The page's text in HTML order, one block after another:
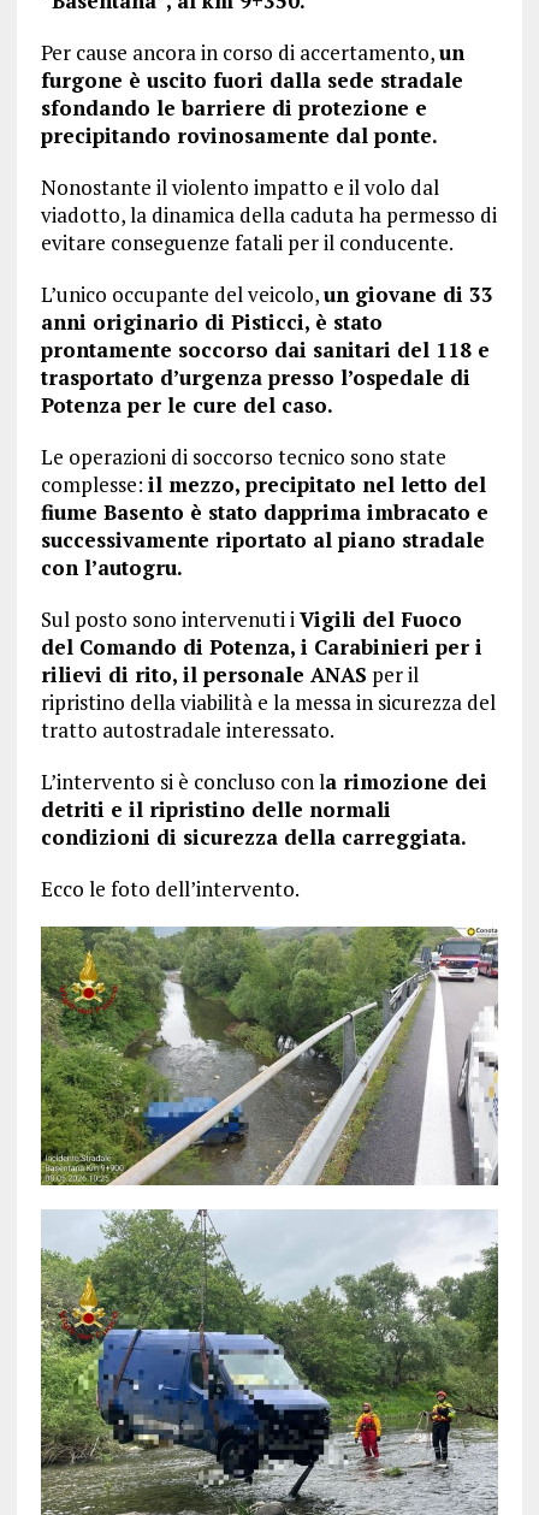
Per cause ancora in corso di accertamento,un
furgone è uscito fuori dalla sede stradale
sfondando le barriere di protezione e
precipitando rovinosamente dal ponte.
Nonostante il violento impatto e il volo dal
viadotto, la dinamica della caduta ha permesso di
evitare conseguenze fatali per il conducente.
L’unico occupante del veicolo,un giovane di 33
anni originario di Pisticci, è stato
prontamente soccorso dai sanitari del 118 e
trasportato d’urgenza presso l’ospedale di
Potenza per le cure del caso.
Le operazioni di soccorso tecnico sono state
complesse: il mezzo, precipitato nel letto del
fiume Basento è stato dapprima imbracato e
successivamente riportato al piano stradale
con l’autogru.
Sul posto sono intervenuti iVigili del Fuoco
del Comando di Potenza, i Carabinieri per i
rilievi di rito, il personale ANAS per il
ripristino della viabilità e la messa in sicurezza del
tratto autostradale interessato.
L’intervento si è concluso con la rimozione dei
detriti e il ripristino delle normali
condizioni di sicurezza della carreggiata.
Ecco le foto dell’intervento.